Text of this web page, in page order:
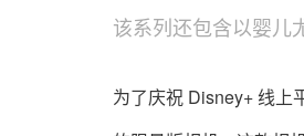
该系列还包含以婴儿
为了庆祝 Disney+ 线上